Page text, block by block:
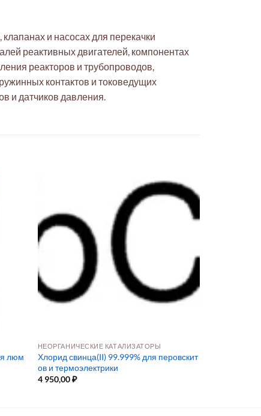
и насосах для перекачки
реактивных двигателей, компонентах
реакторов и трубопроводов,
контактов и токоведущих
и датчиков давления.
люм
НЕОРГАНИЧЕСКИЕ КАТАЛИЗАТОРЫ
Хлорид свинца(II) 99.999% для перовскит
ов и термоэлектрики
4 950,00₽